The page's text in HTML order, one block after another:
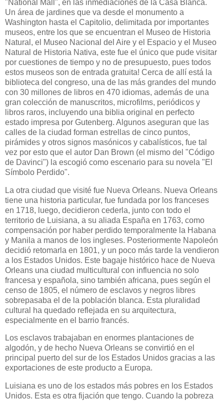
"National Mall", en las inmediaciones de la Casa Blanca.
Un área de jardines que va desde el monumento a
Washington hasta el Capitolio, delimitada por importantes
museos, entre los que se encuentran el Museo de Historia
Natural, el Museo Nacional del Aire y el Espacio y el Museo
Natural de Historia Nativa, este fue el único que pude visitar
por cuestiones de tiempo y no de presupuesto, pues todos
estos museos son de entrada gratuita! Cerca de allí está la
biblioteca del congreso, una de las más grandes del mundo
con 30 millones de libros en 470 idiomas, además de una
gran colección de manuscritos, microfilms, periódicos y
libros raros, incluyendo una biblia original en perfecto
estado impresa por Gutenberg. Algunos aseguran que las
calles de la ciudad forman estrellas de cinco puntos,
pirámides y otros signos masónicos y cabalísticos, fue tal
vez por esto que el autor Dan Brown (el mismo del "Código
de Davinci") la escogió como escenario para su novela "El
Símbolo Perdido".
La otra ciudad que visité fue Nueva Orleans. Nueva Orleans
tiene una historia particular, fue fundada por los franceses
en 1718, luego, decidieron cederla, junto con todo el
territorio de Luisiana, a su aliada España en 1763, como
compensación por haber perdido temporalmente la Habana
y Manila a manos de los ingleses. Posteriormente Napoleón
decidió retomarla en 1801, y un poco más tarde la vendieron
a los Estados Unidos. Este bagaje histórico hace de Nueva
Orleans una ciudad multicultural con influencia no solo
francesa y española, sino también africana, pues según el
censo de 1805, el número de esclavos y negros libres
sobrepasaba el de la población blanca. Esta pluralidad
cultural ha quedado reflejada en su arquitectura,
especialmente en el barrio francés.
Los esclavos trabajaban en enormes plantaciones de
algodón, y de hecho Nueva Orleans se convirtió en el
principal puerto del sur de los Estados Unidos gracias a las
exportaciones de este producto a Europa.
Luisiana es uno de los estados más pobres en los Estados
Unidos. Esta es otra fijación que tengo. Cuando la pobreza